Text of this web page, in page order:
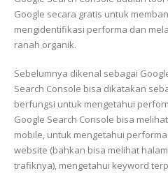
Google secara gratis untuk
mengidentifikasi performa dan
ranah organik.
Sebelumnya dikenal sebagai
Search Console bisa dikatakan
berfungsi untuk mengetahui
Google Search Console bisa
mobile, untuk mengetahui
website (bahkan bisa melihat
trafiknya), mengetahui keyword